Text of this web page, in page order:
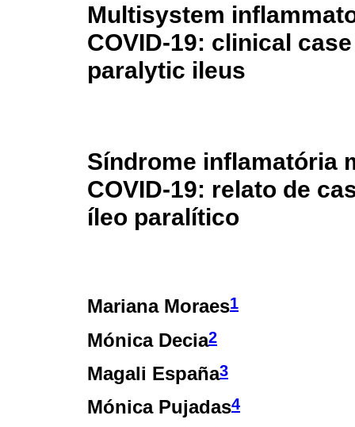
Multisystem
COVID-19: clinical
paralytic ileus
Síndrome inflamatória
COVID-19: relato de
íleo paralítico
Mariana Moraes1
Mónica Decia2
Magali España3
Mónica Pujadas4